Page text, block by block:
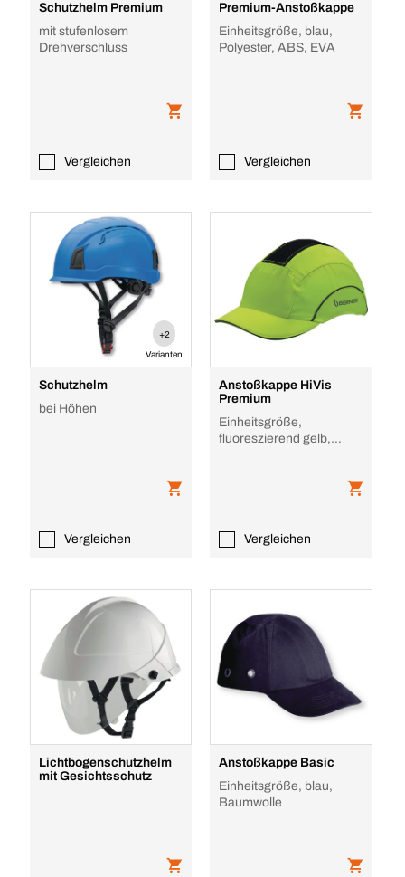
Schutzhelm Premium
mit stufenlosem
Drehverschluss
Vergleichen
Premium-Anstoßkappe
Einheitsgröße, blau,
Polyester, ABS, EVA
Vergleichen
+2
Varianten
Schutzhelm
bei Höhen
Vergleichen
Anstoßkappe HiVis
Premium
Einheitsgröße,
fluoreszierend gelb,
Vergleichen
Lichtbogenschutzhelm
mit Gesichtsschutz
Anstoßkappe Basic
Einheitsgröße, blau,
Baumwolle